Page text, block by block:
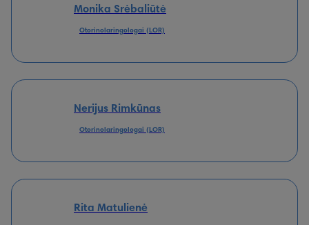
Monika Srėbaliūtė
Otorinolaringologai (LOR)
Nerijus Rimkūnas
Otorinolaringologai (LOR)
Rita Matulienė